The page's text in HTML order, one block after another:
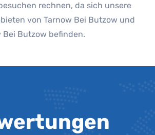
rechnen, da sich unsere
von Tarnow Bei Butzow und
Bei Butzow befinden.